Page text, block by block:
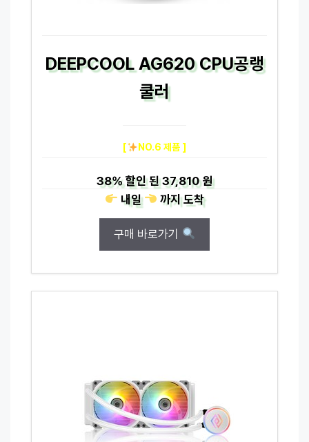
DEEPCOOL AG620 CPU공랭
쿨러
[ NO.6 제품 ]
38%할인 된37,810 원
내일
까지도착
구매 바로가기